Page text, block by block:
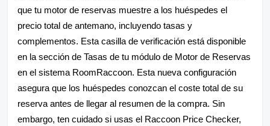
que tu motor de reservas muestre a los huéspedes el
precio total de antemano, incluyendo tasas y
complementos. Esta casilla de verificación está disponible
en la sección de Tasas de tu módulo de Motor de Reservas
en el sistema RoomRaccoon. Esta nueva configuración
asegura que los huéspedes conozcan el coste total de su
reserva antes de llegar al resumen de la compra. Sin
embargo, ten cuidado si usas el Raccoon Price Checker,